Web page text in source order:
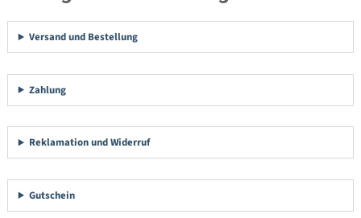
Versand und Bestellung
Zahlung
Reklamation und Widerruf
Gutschein